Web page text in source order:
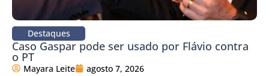
Destaques
Caso Gaspar pode ser usado por Flávio contra
o PT
Mayara Leite agosto 7, 2026